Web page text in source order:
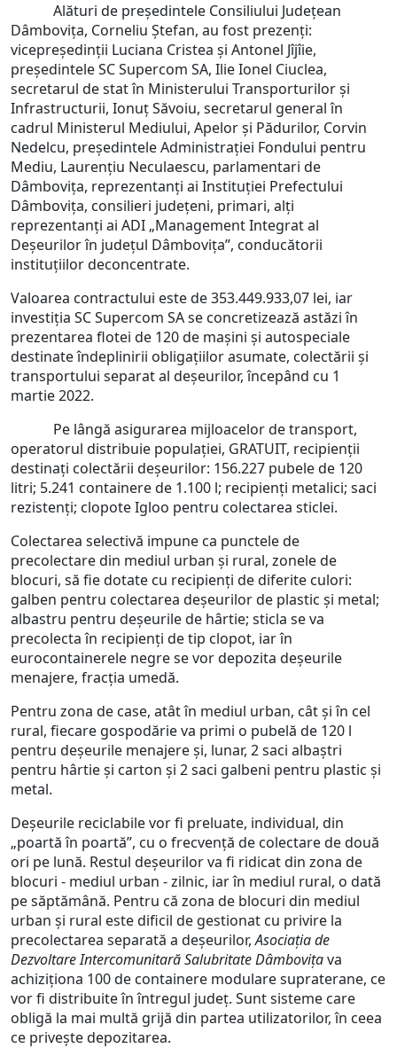
Alături de președintele Consiliului Județean
Dâmbovița, Corneliu Ștefan, au fost prezenți:
vicepreședinții Luciana Cristea și Antonel Jîjîie,
președintele SC Supercom SA, Ilie Ionel Ciuclea,
secretarul de stat în Ministerului Transporturilor și
Infrastructurii, Ionuț Săvoiu, secretarul general în
cadrul Ministerul Mediului, Apelor și Pădurilor, Corvin
Nedelcu, președintele Administrației Fondului pentru
Mediu, Laurențiu Neculaescu, parlamentari de
Dâmbovița, reprezentanți ai Instituției Prefectului
Dâmbovița, consilieri județeni, primari, alți
reprezentanți ai ADI „Management Integrat al
Deșeurilor în județul Dâmbovița”, conducătorii
instituțiilor deconcentrate.
Valoarea contractului este de 353.449.933,07 lei, iar
investiția SC Supercom SA se concretizează astăzi în
prezentarea flotei de 120 de mașini și autospeciale
destinate îndeplinirii obligațiilor asumate, colectării și
transportului separat al deșeurilor, începând cu 1
martie 2022.
Pe lângă asigurarea mijloacelor de transport,
operatorul distribuie populației, GRATUIT, recipienții
destinați colectării deșeurilor: 156.227 pubele de 120
litri; 5.241 containere de 1.100 l; recipienți metalici; saci
rezistenți; clopote Igloo pentru colectarea sticlei.
Colectarea selectivă impune ca punctele de
precolectare din mediul urban și rural, zonele de
blocuri, să fie dotate cu recipienți de diferite culori:
galben pentru colectarea deșeurilor de plastic și metal;
albastru pentru deșeurile de hârtie; sticla se va
precolecta în recipienți de tip clopot, iar în
eurocontainerele negre se vor depozita deșeurile
menajere, fracția umedă.
Pentru zona de case, atât în mediul urban, cât și în cel
rural, fiecare gospodărie va primi o pubelă de 120 l
pentru deșeurile menajere și, lunar, 2 saci albaștri
pentru hârtie și carton și 2 saci galbeni pentru plastic și
metal.
Deșeurile reciclabile vor fi preluate, individual, din
„poartă în poartă”, cu o frecvență de colectare de două
ori pe lună. Restul deșeurilor va fi ridicat din zona de
blocuri - mediul urban - zilnic, iar în mediul rural, o dată
pe săptămână. Pentru că zona de blocuri din mediul
urban și rural este dificil de gestionat cu privire la
precolectarea separată a deșeurilor,Asociația de
Dezvoltare Intercomunitară Salubritate Dâmbovițava
achiziționa 100 de containere modulare supraterane, ce
vor fi distribuite în întregul județ. Sunt sisteme care
obligă la mai multă grijă din partea utilizatorilor, în ceea
ce privește depozitarea.